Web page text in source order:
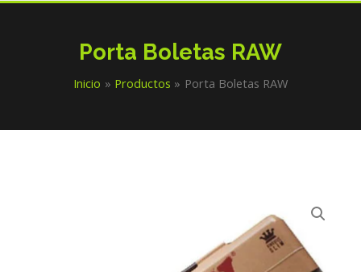
Porta Boletas RAW
Inicio Productos Porta Boletas RAW